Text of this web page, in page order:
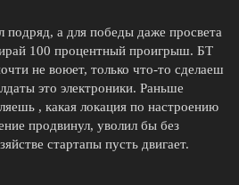
а для победы даже просвета
100 процентный проигрыш. БТ
не воюет, только что-то сделаеш
это электроники. Раньше
, какая локация по настроению
продвинул, уволил бы без
стартапы пусть двигает.